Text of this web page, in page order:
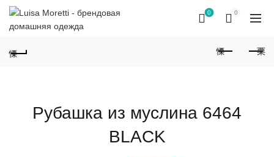
0 0
Рубашка из муслина 6464
BLACK